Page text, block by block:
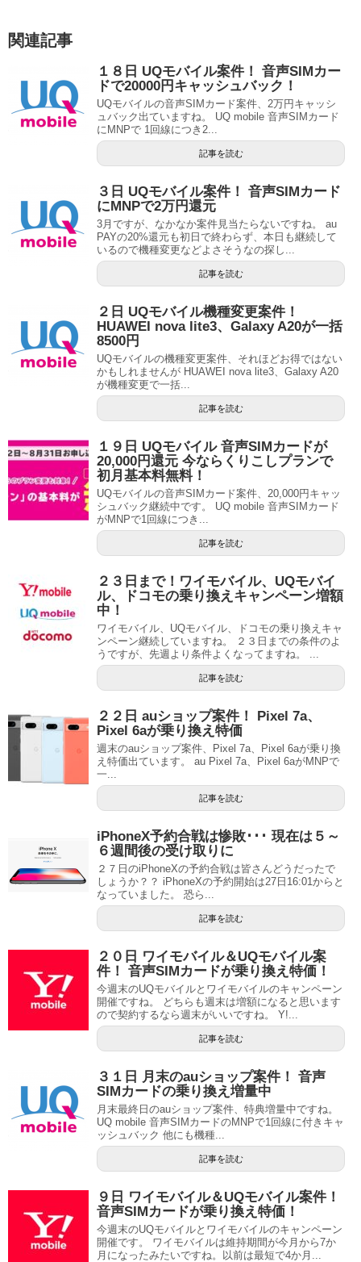
関連記事
１８日 UQモバイル案件！ 音声SIMカー
ドで20000円キャッシュバック！
UQモバイルの音声SIMカード案件、2万円キャッシ
ュバック出ていますね。 UQ mobile 音声SIMカード
にMNPで 1回線につき2...
記事を読む
３日 UQモバイル案件！ 音声SIMカード
にMNPで2万円還元
3月ですが、なかなか案件見当たらないですね。 au
PAYの20%還元も初日で終わらず、本日も継続して
いるので機種変更などよさそうなの探し...
記事を読む
２日 UQモバイル機種変更案件！
HUAWEI nova lite3、Galaxy A20が一括
8500円
UQモバイルの機種変更案件、それほどお得ではない
かもしれませんが HUAWEI nova lite3、Galaxy A20
が機種変更で一括...
記事を読む
１９日 UQモバイル 音声SIMカードが
20,000円還元 今ならくりこしプランで
初月基本料無料！
UQモバイルの音声SIMカード案件、20,000円キャッ
シュバック継続中です。 UQ mobile 音声SIMカード
がMNPで1回線につき...
記事を読む
２３日まで！ワイモバイル、UQモバイ
ル、ドコモの乗り換えキャンペーン増額
中！
ワイモバイル、UQモバイル、ドコモの乗り換えキャ
ンペーン継続していますね。 ２３日までの条件のよ
うですが、先週より条件よくなってますね。 ...
記事を読む
２２日 auショップ案件！ Pixel 7a、
Pixel 6aが乗り換え特価
週末のauショップ案件、Pixel 7a、Pixel 6aが乗り換
え特価出ています。 au Pixel 7a、Pixel 6aがMNPで
一...
記事を読む
iPhoneX予約合戦は惨敗･･･ 現在は５～
６週間後の受け取りに
２７日のiPhoneXの予約合戦は皆さんどうだったで
しょうか？？ iPhoneXの予約開始は27日16:01からと
なっていました。 恐ら...
記事を読む
２０日 ワイモバイル＆UQモバイル案
件！ 音声SIMカードが乗り換え特価！
今週末のUQモバイルとワイモバイルのキャンペーン
開催ですね。 どちらも週末は増額になると思います
ので契約するなら週末がいいですね。 Y!...
記事を読む
３１日 月末のauショップ案件！ 音声
SIMカードの乗り換え増量中
月末最終日のauショップ案件、特典増量中ですね。
UQ mobile 音声SIMカードのMNPで1回線に付きキャ
ッシュバック 他にも機種...
記事を読む
９日 ワイモバイル＆UQモバイル案件！
音声SIMカードが乗り換え特価！
今週末のUQモバイルとワイモバイルのキャンペーン
開催です。 ワイモバイルは維持期間が今月から7か
月になったみたいですね。以前は最短で4か月...